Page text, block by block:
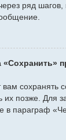
ряд
«Сохранить»
вам сохранять
их позже. Для
в параграф